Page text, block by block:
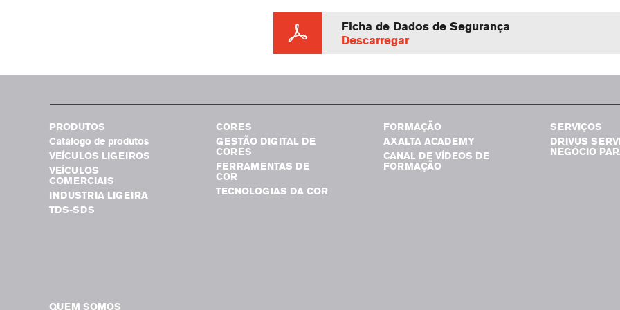
Ficha de Dados de Segurança
Descarregar
PRODUTOS
Catálogo de produtos
VEÍCULOS LIGEIROS
VEÍCULOS
COMERCIAIS
INDUSTRIA LIGEIRA
TDS-SDS
CORES
GESTÃO DIGITAL DE
CORES
FERRAMENTAS DE
COR
TECNOLOGIAS DA COR
FORMAÇÃO
AXALTA ACADEMY
CANAL DE VÍDEOS DE
FORMAÇÃO
SERVIÇOS
DRIVUS
NEGÓCIO
QUEM SOMOS